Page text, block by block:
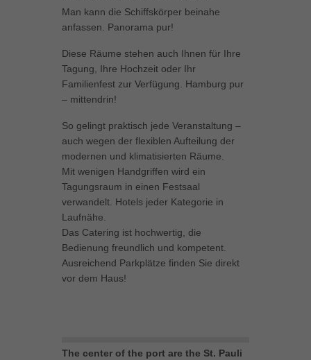
Man kann die Schiffskörper beinahe
anfassen. Panorama pur!
Diese Räume stehen auch Ihnen für Ihre
Tagung, Ihre Hochzeit oder Ihr
Familienfest zur Verfügung. Hamburg pur
– mittendrin!
So gelingt praktisch jede Veranstaltung –
auch wegen der flexiblen Aufteilung der
modernen und klimatisierten Räume.
Mit wenigen Handgriffen wird ein
Tagungsraum in einen Festsaal
verwandelt. Hotels jeder Kategorie in
Laufnähe.
Das Catering ist hochwertig, die
Bedienung freundlich und kompetent.
Ausreichend Parkplätze finden Sie direkt
vor dem Haus!
The center of the port are the St. Pauli
Externe Medien (5)
Inhalte von Videoplattformen und Social-Media-Plattformen werden
standardmäßig blockiert. Wenn Cookies von externen Medien akzeptiert
werden, bedarf der Zugriff auf diese Inhalte keiner manuellen Einwilligung
powered by Borlabs Cookie Datenschutzerklärung